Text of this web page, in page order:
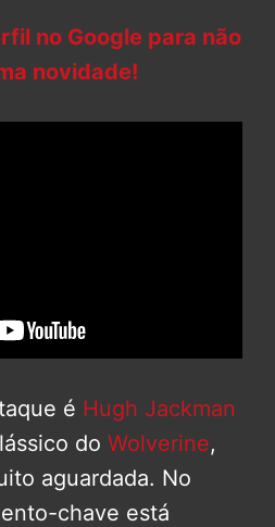
no Google para não
novidade!
é Hugh Jackman
do Wolverine,
aguardada. No
chave está